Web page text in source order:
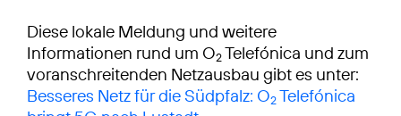
Diese lokale Meldung und weitere
Informationen rund um O2Telefónica und zum
voranschreitenden Netzausbau gibt es unter:
Besseres Netz für die Südpfalz: O2Telefónica